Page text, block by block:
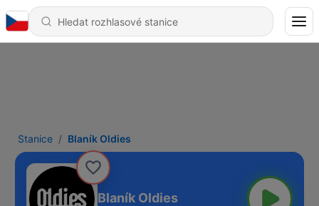
Stanice Blaník Oldies
Blaník Oldies